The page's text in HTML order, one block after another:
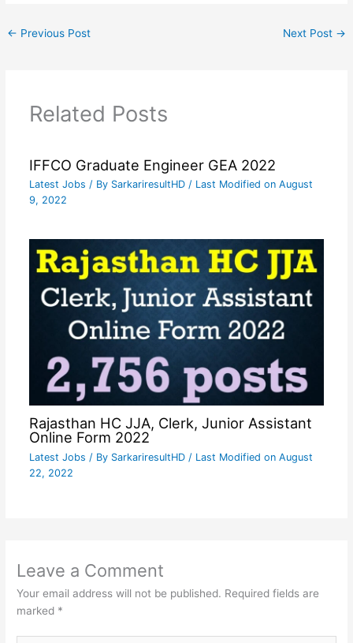
← Previous Post Next Post →
Related Posts
IFFCO Graduate Engineer GEA 2022
Latest Jobs / By SarkariresultHD / Last Modified on August
9, 2022
Rajasthan HC JJA, Clerk, Junior Assistant
Online Form 2022
Latest Jobs / By SarkariresultHD / Last Modified on August
22, 2022
Leave a Comment
Your email address will not be published. Required fields are
marked *